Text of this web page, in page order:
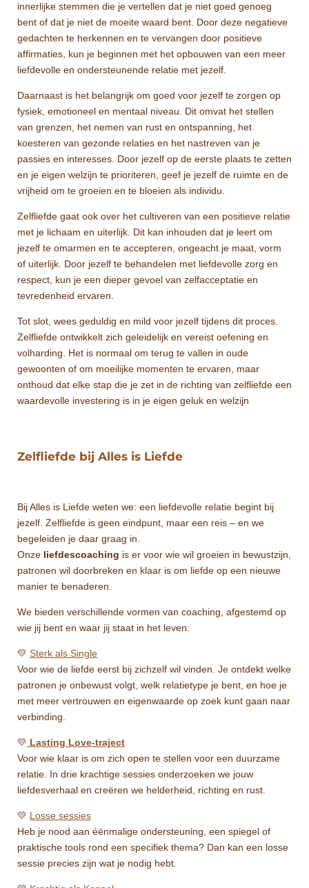
innerlijke stemmen die je vertellen dat je niet goed genoeg
bent of dat je niet de moeite waard bent. Door deze negatieve
gedachten te herkennen en te vervangen door positieve
affirmaties, kun je beginnen met het opbouwen van een meer
liefdevolle en ondersteunende relatie met jezelf.
Daarnaast is het belangrijk om goed voor jezelf te zorgen op
fysiek, emotioneel en mentaal niveau. Dit omvat het stellen
van grenzen, het nemen van rust en ontspanning, het
koesteren van gezonde relaties en het nastreven van je
passies en interesses. Door jezelf op de eerste plaats te zetten
en je eigen welzijn te prioriteren, geef je jezelf de ruimte en de
vrijheid om te groeien en te bloeien als individu.
Zelfliefde gaat ook over het cultiveren van een positieve relatie
met je lichaam en uiterlijk. Dit kan inhouden dat je leert om
jezelf te omarmen en te accepteren, ongeacht je maat, vorm
of uiterlijk. Door jezelf te behandelen met liefdevolle zorg en
respect, kun je een dieper gevoel van zelfacceptatie en
tevredenheid ervaren.
Tot slot, wees geduldig en mild voor jezelf tijdens dit proces.
Zelfliefde ontwikkelt zich geleidelijk en vereist oefening en
volharding. Het is normaal om terug te vallen in oude
gewoonten of om moeilijke momenten te ervaren, maar
onthoud dat elke stap die je zet in de richting van zelfliefde een
waardevolle investering is in je eigen geluk en welzijn
Zelfliefde bij Alles is Liefde
Bij Alles is Liefde weten we: een liefdevolle relatie begint bij
jezelf. Zelfliefde is geen eindpunt, maar een reis – en we
begeleiden je daar graag in.
Onze liefdescoaching is er voor wie wil groeien in bewustzijn,
patronen wil doorbreken en klaar is om liefde op een nieuwe
manier te benaderen.
We bieden verschillende vormen van coaching, afgestemd op
wie jij bent en waar jij staat in het leven:
💛 Sterk als Single
Voor wie de liefde eerst bij zichzelf wil vinden. Je ontdekt welke
patronen je onbewust volgt, welk relatietype je bent, en hoe je
met meer vertrouwen en eigenwaarde op zoek kunt gaan naar
verbinding.
💛 Lasting Love-traject
Voor wie klaar is om zich open te stellen voor een duurzame
relatie. In drie krachtige sessies onderzoeken we jouw
liefdesverhaal en creëren we helderheid, richting en rust.
💛 Losse sessies
Heb je nood aan éénmalige ondersteuning, een spiegel of
praktische tools rond een specifiek thema? Dan kan een losse
sessie precies zijn wat je nodig hebt.